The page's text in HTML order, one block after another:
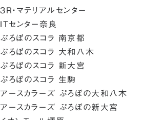
3R・マテリアルセンター
ITセンター奈良
ぷろぼのスコラ 南京都
ぷろぼのスコラ 大和八木
ぷろぼのスコラ 新大宮
ぷろぼのスコラ 生駒
アースカラーズ ぷろぼの大和八木
アースカラーズ ぷろぼの新大宮